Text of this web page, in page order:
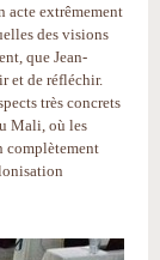
acte extrêmement
des visions
que Jean-
et de réfléchir.
très concrets
Mali, où les
complètement